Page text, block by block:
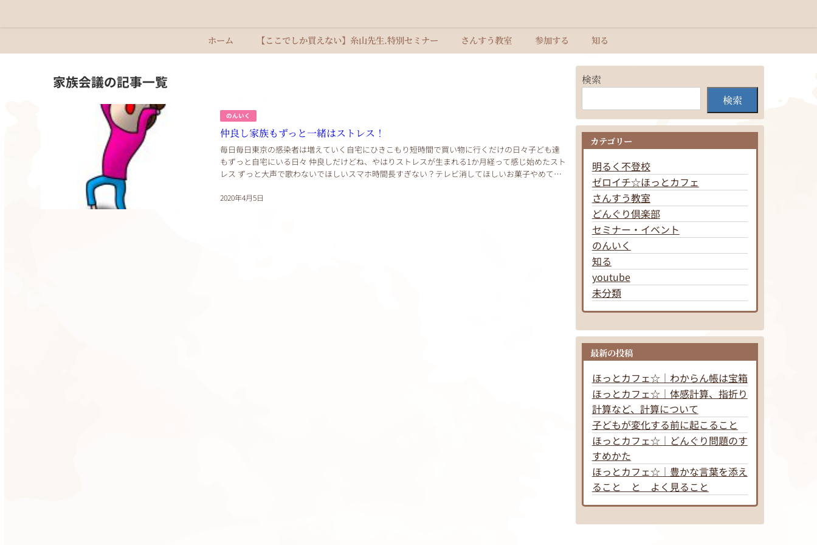
ホーム 【ここでしか買えない】糸山先生.特別セミナー さんすう教室 参加する 知る
家族会議の記事一覧
のんいく
仲良し家族もずっと一緒はストレス！
2020年4月5日
毎日毎日東京の感染者は増えていく自宅にひきこもり短時間で買い物に行くだけの日々子ども達
もずっと自宅にいる日々 仲良しだけどね、やはりストレスが生まれる1か月経って感じ始めたスト
レス ずっと大声で歌わないでほしいスマホ時間長すぎない？テレビ消してほしいお菓子やめてご
検索
検索
カテゴリー
明るく不登校
ゼロイチ☆ほっとカフェ
さんすう教室
どんぐり倶楽部
セミナー・イベント
のんいく
知る
youtube
未分類
最新の投稿
ほっとカフェ☆｜わからん帳は宝箱
ほっとカフェ☆｜体感計算、指折り
計算など、計算について
子どもが変化する前に起こること
ほっとカフェ☆｜どんぐり問題のす
すめかた
ほっとカフェ☆｜豊かな言葉を添え
ること と よく見ること